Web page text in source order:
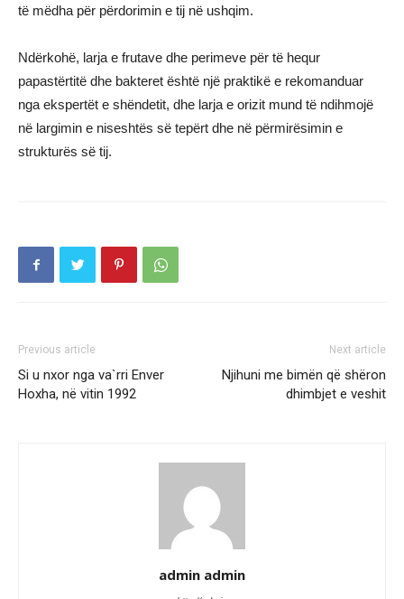
të mëdha për përdorimin e tij në ushqim.
Ndërkohë, larja e frutave dhe perimeve për të hequr
papastërtitë dhe bakteret është një praktikë e rekomanduar
nga ekspertët e shëndetit, dhe larja e orizit mund të ndihmojë
në largimin e niseshtës së tepërt dhe në përmirësimin e
strukturës së tij.
Previous article
Si u nxor nga va`rri Enver
Hoxha, në vitin 1992
Next article
Njihuni me bimën që shëron
dhimbjet e veshit
admin admin